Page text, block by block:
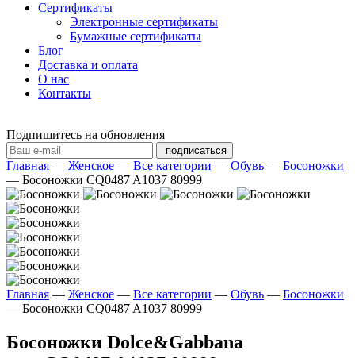
Сертификаты
Электронные сертификаты
Бумажные сертификаты
Блог
Доставка и оплата
О нас
Контакты
Подпишитесь на обновления
подписаться
Главная — Женское — Все категории — Обувь — Босоножки
— Босоножки CQ0487 A1037 80999
Главная — Женское — Все категории — Обувь — Босоножки
— Босоножки CQ0487 A1037 80999
Босоножки Dolce&Gabbana